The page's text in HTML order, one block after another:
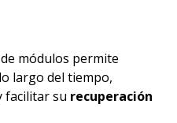
módulos permite
largo del tiempo,
facilitar su recuperación